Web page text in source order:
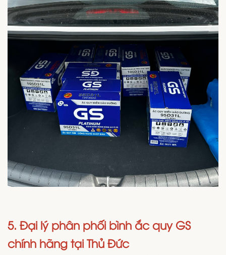
5. Đại lý phân phối bình ắc quy GS
chính hãng tại Thủ Đức